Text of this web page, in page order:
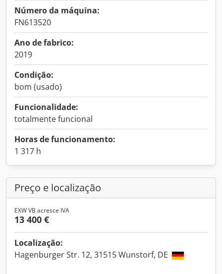
Número da máquina:
FN613520
Ano de fabrico:
2019
Condição:
bom (usado)
Funcionalidade:
totalmente funcional
Horas de funcionamento:
1 317 h
Preço e localização
EXW VB acresce IVA
13 400 €
Localização:
Hagenburger Str. 12, 31515 Wunstorf, DE